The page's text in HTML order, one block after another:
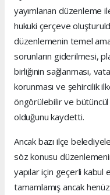
yayımlanan düzenleme
hukuki çerçeve
düzenlemenin temel
sorunların giderilmesi,
birliğinin sağlanması,
korunması ve şehircilik
öngörülebilir ve
olduğunu kaydetti.
Ancak bazı ilçe
söz konusu
yapılar için geçerli kabul
tamamlamış ancak